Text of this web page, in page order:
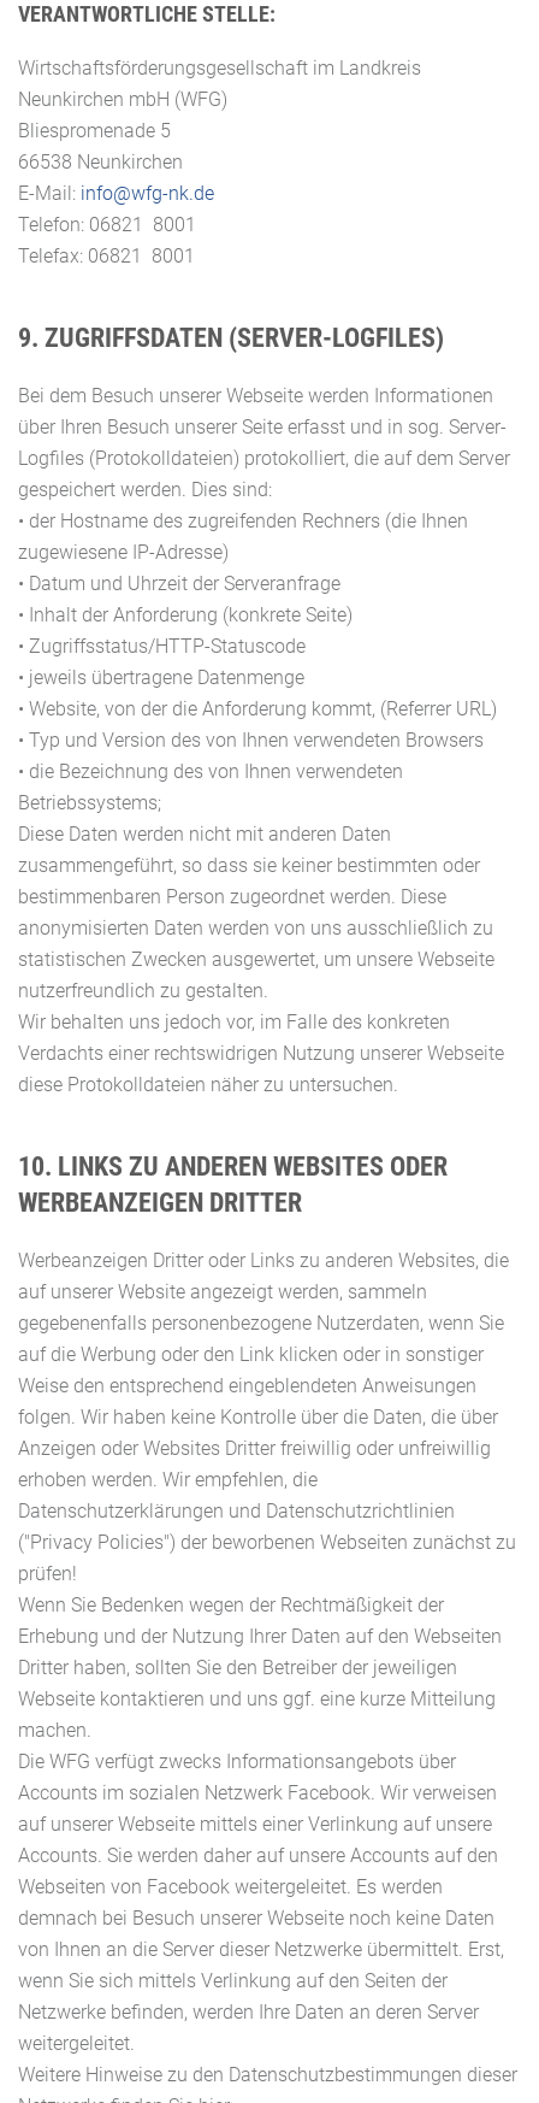
VERANTWORTLICHE STELLE:
Wirtschaftsförderungsgesellschaft im Landkreis
Neunkirchen mbH (WFG)
Bliespromenade 5
66538 Neunkirchen
E-Mail: info@wfg-nk.de
Telefon: 06821 8001
Telefax: 06821 8001
9. ZUGRIFFSDATEN (SERVER-LOGFILES)
Bei dem Besuch unserer Webseite werden Informationen
über Ihren Besuch unserer Seite erfasst und in sog. Server-
Logfiles (Protokolldateien) protokolliert, die auf dem Server
gespeichert werden. Dies sind:
• der Hostname des zugreifenden Rechners (die Ihnen
zugewiesene IP-Adresse)
• Datum und Uhrzeit der Serveranfrage
• Inhalt der Anforderung (konkrete Seite)
• Zugriffsstatus/HTTP-Statuscode
• jeweils übertragene Datenmenge
• Website, von der die Anforderung kommt, (Referrer URL)
• Typ und Version des von Ihnen verwendeten Browsers
• die Bezeichnung des von Ihnen verwendeten
Betriebssystems;
Diese Daten werden nicht mit anderen Daten
zusammengeführt, so dass sie keiner bestimmten oder
bestimmenbaren Person zugeordnet werden. Diese
anonymisierten Daten werden von uns ausschließlich zu
statistischen Zwecken ausgewertet, um unsere Webseite
nutzerfreundlich zu gestalten.
Wir behalten uns jedoch vor, im Falle des konkreten
Verdachts einer rechtswidrigen Nutzung unserer Webseite
diese Protokolldateien näher zu untersuchen.
10. LINKS ZU ANDEREN WEBSITES ODER
WERBEANZEIGEN DRITTER
Werbeanzeigen Dritter oder Links zu anderen Websites, die
auf unserer Website angezeigt werden, sammeln
gegebenenfalls personenbezogene Nutzerdaten, wenn Sie
auf die Werbung oder den Link klicken oder in sonstiger
Weise den entsprechend eingeblendeten Anweisungen
folgen. Wir haben keine Kontrolle über die Daten, die über
Anzeigen oder Websites Dritter freiwillig oder unfreiwillig
erhoben werden. Wir empfehlen, die
Datenschutzerklärungen und Datenschutzrichtlinien
("Privacy Policies") der beworbenen Webseiten zunächst zu
prüfen!
Wenn Sie Bedenken wegen der Rechtmäßigkeit der
Erhebung und der Nutzung Ihrer Daten auf den Webseiten
Dritter haben, sollten Sie den Betreiber der jeweiligen
Webseite kontaktieren und uns ggf. eine kurze Mitteilung
machen.
Die WFG verfügt zwecks Informationsangebots über
Accounts im sozialen Netzwerk Facebook. Wir verweisen
auf unserer Webseite mittels einer Verlinkung auf unsere
Accounts. Sie werden daher auf unsere Accounts auf den
Webseiten von Facebook weitergeleitet. Es werden
demnach bei Besuch unserer Webseite noch keine Daten
von Ihnen an die Server dieser Netzwerke übermittelt. Erst,
wenn Sie sich mittels Verlinkung auf den Seiten der
Netzwerke befinden, werden Ihre Daten an deren Server
weitergeleitet.
Weitere Hinweise zu den Datenschutzbestimmungen dieser